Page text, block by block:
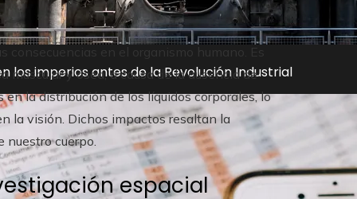
los imperios antes de la Revolución Industrial
consecuencias en el organismo humano. Es
y ósea, a causa de la ausencia de
la distribución de los líquidos corporales, lo
la visión. Dichos impactos resaltan la
nuestro cuerpo.
espacial